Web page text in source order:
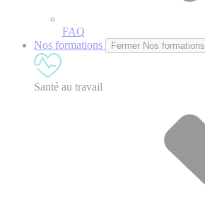
FAQ
Nos formations
Fermer Nos formations
Santé au travail